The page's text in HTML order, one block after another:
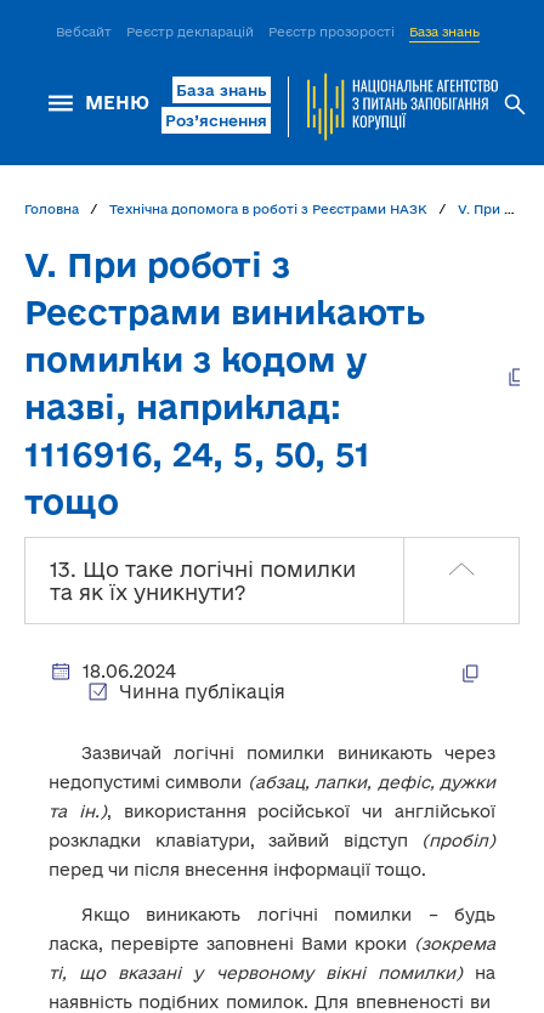
Вебсайт Реєстр декларацій Реєстр прозорості База знань
МЕНЮ
База знань
Роз’яснення
Головна Технічна допомога в роботі з Реєстрами НАЗК
V. При роботі з
Реєстрами виникають
помилки з кодом у
назві, наприклад:
1116916, 24, 5, 50, 51
тощо
13. Що таке логічні помилки
та як їх уникнути?
18.06.2024
Чинна публікація
Зазвичай логічні помилки виникають через
недопустимі символи (абзац, лапки, дефіс, дужки
та ін.), використання російської чи англійської
розкладки клавіатури, зайвий відступ
(пробіл)
перед чи після внесення інформації тощо.
Якщо виникають логічні помилки – будь
ласка, перевірте заповнені Вами кроки (зокрема
ті, що вказані у червоному вікні помилки)на
наявність подібних помилок. Для впевненості ви